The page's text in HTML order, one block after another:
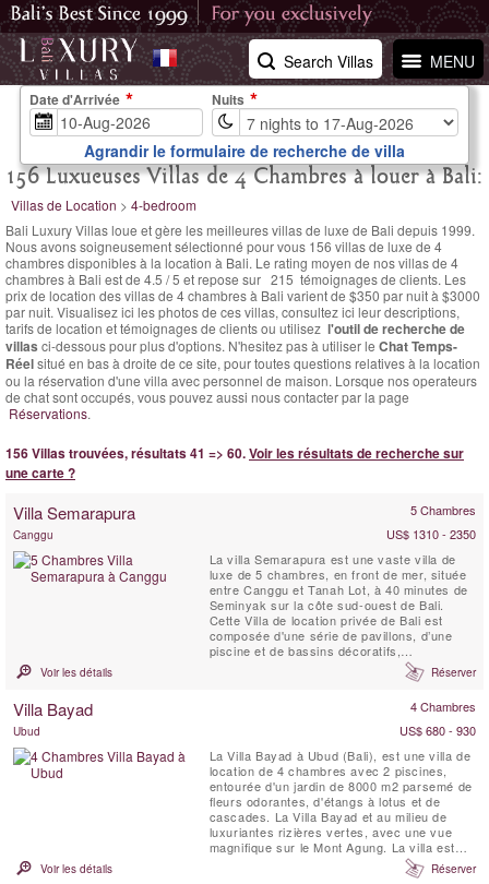
MENU
Search Villas
156 Luxueuses Villas de 4 Chambres à louer à Bali:
Villas de Location > 4-bedroom
Bali Luxury Villas loue et gère les meilleures villas de luxe de Bali depuis 1999.
Nous avons soigneusement sélectionné pour vous 156 villas de luxe de 4
chambres disponibles à la location à Bali. Le rating moyen de nos villas de 4
chambres à Bali est de 4.5 /5 et repose sur 215 témoignages de clients. Les
prix de location des villas de 4 chambres à Bali varientde $350 par nuità $3000
par nuit. Visualisez ici les photos de ces villas, consultez ici leur descriptions,
tarifs de location et témoignages de clients ou utilisez l'outil de recherche de
villas ci-dessous pour plus d'options. N'hesitez pas à utiliser le Chat Temps-
Réelsitué en bas à droite de ce site, pour toutes questions relatives à la location
ou la réservation d'une villa avec personnel de maison. Lorsque nos operateurs
de chat sont occupés, vous pouvez aussi nous contacter par la page
Réservations.
156 Villas trouvées, résultats 41 => 60.Voir les résultats de recherche sur
une carte ?
Villa Semarapura 5 Chambres
Canggu
US$ 1310 - 2350
La villa Semarapura est une vaste villa de
luxe de 5 chambres, en front de mer, située
entre Canggu et Tanah Lot, à 40 minutes de
Seminyak sur la côte sud-ouest de Bali.
Cette Villa de location privée de Bali est
composée d'une série de pavillons, d’une
piscine et de bassins décoratifs,
tranquillement répartis tout du long sur une
étendue vallonnée de pelouses de 5000
Voir les détails Réserver
Villa Bayad 4 Chambres
Ubud
US$ 680 - 930
La Villa Bayad à Ubud (Bali), est une villa de
location de 4 chambres avec 2 piscines,
entourée d'un jardin de 8000 m2 parsemé de
fleurs odorantes, d'étangs à lotus et de
cascades. La Villa Bayad et au milieu de
luxuriantes rizières vertes, avec une vue
magnifique sur le Mont Agung. La villa est
située à 15 minutes au nord du centre
Voir les détails Réserver
Date d'Arrivée Nuits
Agrandir le formulaire de recherche de villa